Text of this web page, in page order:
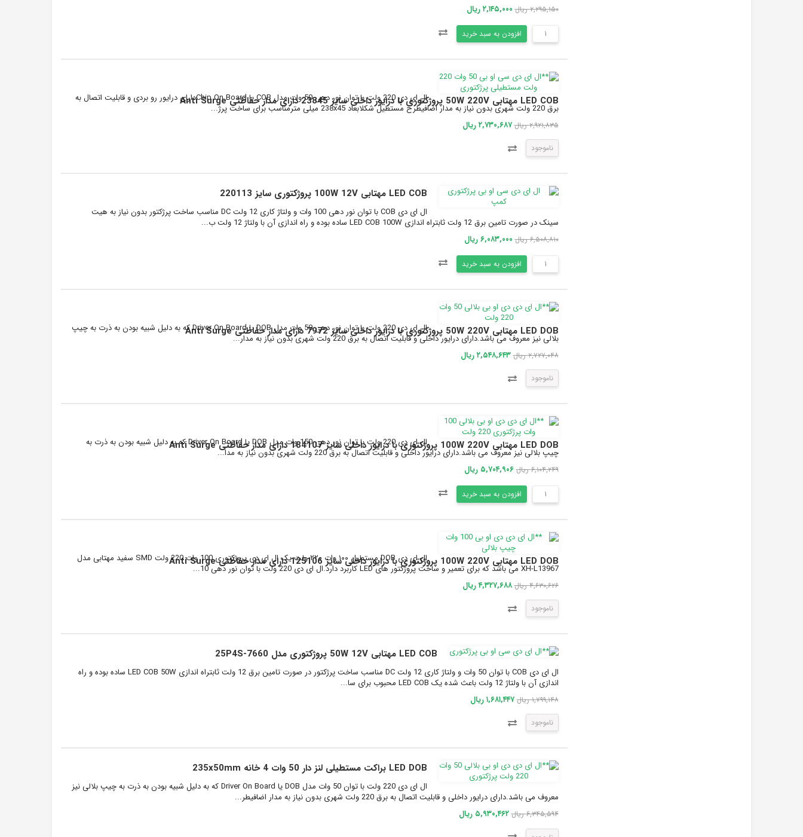
۲,۲۹۵,۱۵۰ ریال ۲,۱۴۵,۰۰۰ ریال
افزودن به سبد خرید
LED COB مهتابی 50W 220V پروژکتوری با درایور داخلی سایز 23845 دارای مدار حفاظتی Anti Surge
ال ای دی 220 ولت با توان نور دهی 50 وات مدل COB یا Chip On Boardدارای درایور رو بردی و قابلیت اتصال به
برق 220 ولت شهری بدون نیاز به مدار اضافیطرح مستطیل شکلابعاد 238x45 میلی مترمناسب برای ساخت پرژ...
۲,۹۲۱,۸۳۵ ریال ۲,۷۳۰,۶۸۷ ریال
ناموجود
LED COB مهتابی 100W 12V پروژکتوری سایز 220113
ال ای دی COB با توان نور دهی 100 وات و ولتاژ کاری 12 ولت DC مناسب ساخت پرژکتور بدون نیاز به هیت
سینک در صورت تامین برق 12 ولت ثابتراه اندازی LED COB 100W ساده بوده و راه اندازی آن با ولتاژ 12 ولت ب...
۶,۵۰۸,۸۱۰ ریال ۶,۰۸۳,۰۰۰ ریال
افزودن به سبد خرید
LED DOB مهتابی 50W 220V پروژکتوری با درایور داخلی سایز 7972 دارای مدار حفاظتی Anti Surge
ال ای دی 220 ولت با توان نور دهی 50 وات مدل DOB یا Driver On Board که به دلیل شبیه بودن به ذرت به چیپ
بلالی نیز معروف می باشد.دارای درایور داخلی و قابلیت اتصال به برق 220 ولت شهری بدون نیاز به مدار...
۲,۷۲۷,۰۴۸ ریال ۲,۵۴۸,۶۴۳ ریال
ناموجود
LED DOB مهتابی 100W 220V پروژکتوری با درایور داخلی سایز 184107 دارای مدار حفاظتی Anti Surge
ال ای دی 220 ولت با توان نور دهی 150 وات مدل DOB یا Driver On Board که به دلیل شبیه بودن به ذرت به
چیپ بلالی نیز معروف می باشد.دارای درایور داخلی و قابلیت اتصال به برق 220 ولت شهری بدون نیاز به مدا...
۶,۱۰۴,۲۴۹ ریال ۵,۷۰۴,۹۰۶ ریال
افزودن به سبد خرید
LED DOB مهتابی 100W 220V پروژکتوری با درایور داخلی سایز 125106 دارای مدار حفاظتی Anti Surge
ال ای دی DOB مستطیل ۱۰۰ وات ۲۲۰ ولت یک ال ای دی پروژکتوری 100 وات 220 ولت SMD سفید مهتابی مدل
XH-L13967 می باشد که برای تعمیر و ساخت پروژکتور های LED کاربرد دارد.ال ای دی 220 ولت با توان نور دهی 10...
۴,۶۳۰,۶۲۶ ریال ۴,۳۲۷,۶۸۸ ریال
ناموجود
LED COB مهتابی 50W 12V پروژکتوری مدل 7660-25P4S
ال ای دی COB با توان 50 وات و ولتاژ کاری 12 ولت DC مناسب ساخت پرژکتور در صورت تامین برق 12 ولت ثابتراه اندازی LED COB 50W ساده بوده و راه
اندازی آن با ولتاژ 12 ولت باعث شده یک LED COB محبوب برای سا...
۱,۷۹۹,۱۴۸ ریال ۱,۶۸۱,۴۴۷ ریال
ناموجود
LED DOB براکت مستطیلی لنز دار 50 وات 4 خانه 235x50mm
ال ای دی 220 ولت با توان 50 وات مدل DOB یا Driver On Board که به دلیل شبیه بودن به ذرت به چیپ بلالی نیز
معروف می باشد.دارای درایور داخلی و قابلیت اتصال به برق 220 ولت شهری بدون نیاز به مدار اضافیطر...
۶,۳۴۵,۵۹۴ ریال ۵,۹۳۰,۴۶۲ ریال